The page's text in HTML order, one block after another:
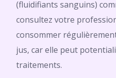
(fluidifiants sanguins)
consultez votre
consommer
jus, car elle peut
traitements.